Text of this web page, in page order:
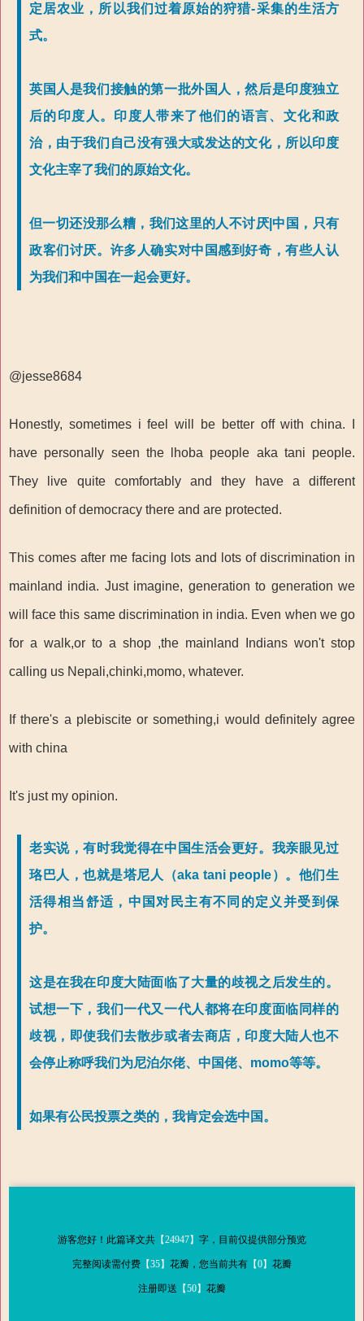
定居农业，所以我们过着原始的狩猎-采集的生活方
式。
英国人是我们接触的第一批外国人，然后是印度独立
后的印度人。印度人带来了他们的语言、文化和政
治，由于我们自己没有强大或发达的文化，所以印度
文化主宰了我们的原始文化。
但一切还没那么糟，我们这里的人不讨厌|中国，只有
政客们讨厌。许多人确实对中国感到好奇，有些人认
为我们和中国在一起会更好。
@jesse8684
Honestly, sometimes i feel will be better off with china. I
have personally seen the lhoba people aka tani people.
They live quite comfortably and they have a different
definition of democracy there and are protected.
This comes after me facing lots and lots of discrimination in
mainland india. Just imagine, generation to generation we
will face this same discrimination in india. Even when we go
for a walk,or to a shop ,the mainland Indians won't stop
calling us Nepali,chinki,momo, whatever.
If there's a plebiscite or something,i would definitely agree
with china
It's just my opinion.
老实说，有时我觉得在中国生活会更好。我亲眼见过
珞巴人，也就是塔尼人（aka tani people）。他们生
活得相当舒适，中国对民主有不同的定义并受到保
护。
这是在我在印度大陆面临了大量的歧视之后发生的。
试想一下，我们一代又一代人都将在印度面临同样的
歧视，即使我们去散步或者去商店，印度大陆人也不
会停止称呼我们为尼泊尔佬、中国佬、momo等等。
如果有公民投票之类的，我肯定会选中国。
游客您好！此篇译文共 【24947】 字，目前仅提供部分预览
完整阅读需付费 【35】 花瓣，您当前共有 【0】 花瓣
注册即送 【50】 花瓣